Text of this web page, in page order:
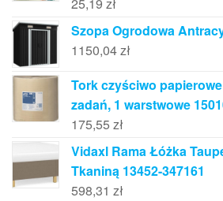
25,19 zł
Szopa Ogrodowa
1150,04zł
Tork czyściwo
zadań, 1 warstwowe
175,55 zł
Vidaxl Rama Łóżka
Tkaniną 13452-347161
598,31 zł